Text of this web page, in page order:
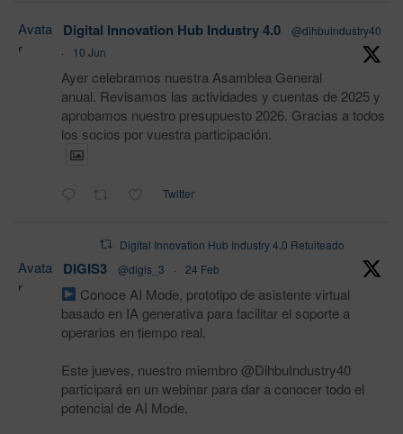
Avata
r
Digital Innovation Hub Industry 4.0
@dihbuindustry40
·
10 Jun
Ayer celebramos nuestra Asamblea General
anual. Revisamos las actividades y cuentas de 2025 y
aprobamos nuestro presupuesto 2026. Gracias a todos
los socios por vuestra participación.
Twitter
Digital Innovation Hub Industry 4.0 Retuiteado
Avata
r
DIGIS3 @digis_3 · 24 Feb
Conoce AI Mode, prototipo de asistente virtual
basado en IA generativa para facilitar el soporte a
operarios en tiempo real.
Este jueves, nuestro miembro @DihbuIndustry40
participará en un webinar para dar a conocer todo el
potencial de AI Mode.